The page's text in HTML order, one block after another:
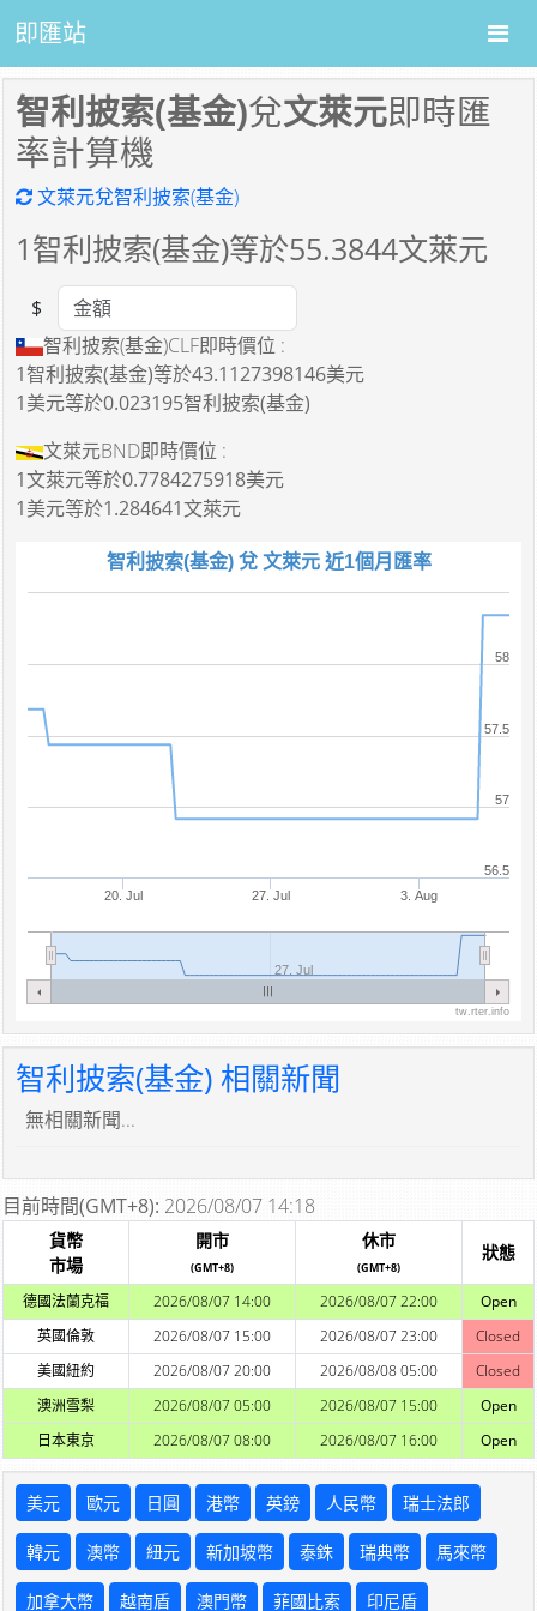
即匯站
智利披索(基金)兌文萊元即時匯
率計算機
文萊元兌智利披索(基金)
1智利披索(基金)等於55.3844文萊元
Amount
$
智利披索(基金)CLF即時價位 :
1智利披索(基金)等於43.1127398146美元
1美元等於0.023195智利披索(基金)
文萊元BND即時價位 :
1文萊元等於0.7784275918美元
1美元等於1.284641文萊元
智利披索(基金) 兌 文萊元 近1個月匯率
20. Jul 27. Jul 3. Aug
27. Jul
56.5
57
57.5
58
tw.rter.info
智利披索(基金) 相關新聞
無相關新聞...
目前時間(GMT+8): 2026/08/07 14:18
貨幣
市場
開市
(GMT+8)
休市
(GMT+8)
狀態
德國法蘭克福 2026/08/07 14:00 2026/08/07 22:00
Open
英國倫敦
2026/08/07 15:00 2026/08/07 23:00
Closed
美國紐約
2026/08/07 20:00 2026/08/08 05:00
Closed
澳洲雪梨
2026/08/07 05:00 2026/08/07 15:00
Open
日本東京
2026/08/07 08:00 2026/08/07 16:00 Open
美元 歐元 日圓 港幣 英鎊 人民幣 瑞士法郎
韓元 澳幣 紐元 新加坡幣 泰銖 瑞典幣 馬來幣
加拿大幣 越南盾 澳門幣 菲國比索 印尼盾